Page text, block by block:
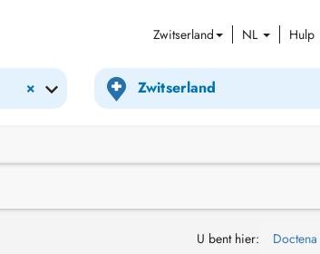
Zwitserland NL Hulp
×
U bent hier: Doctena